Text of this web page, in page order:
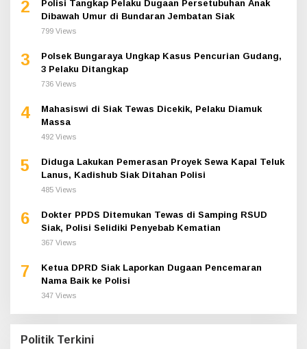
2
Polisi Tangkap Pelaku Dugaan Persetubuhan Anak
Dibawah Umur di Bundaran Jembatan Siak
799 Views
3
Polsek Bungaraya Ungkap Kasus Pencurian Gudang,
3 Pelaku Ditangkap
736 Views
4
Mahasiswi di Siak Tewas Dicekik, Pelaku Diamuk
Massa
492 Views
5
Diduga Lakukan Pemerasan Proyek Sewa Kapal Teluk
Lanus, Kadishub Siak Ditahan Polisi
485 Views
6
Dokter PPDS Ditemukan Tewas di Samping RSUD
Siak, Polisi Selidiki Penyebab Kematian
367 Views
7
Ketua DPRD Siak Laporkan Dugaan Pencemaran
Nama Baik ke Polisi
347 Views
Politik Terkini